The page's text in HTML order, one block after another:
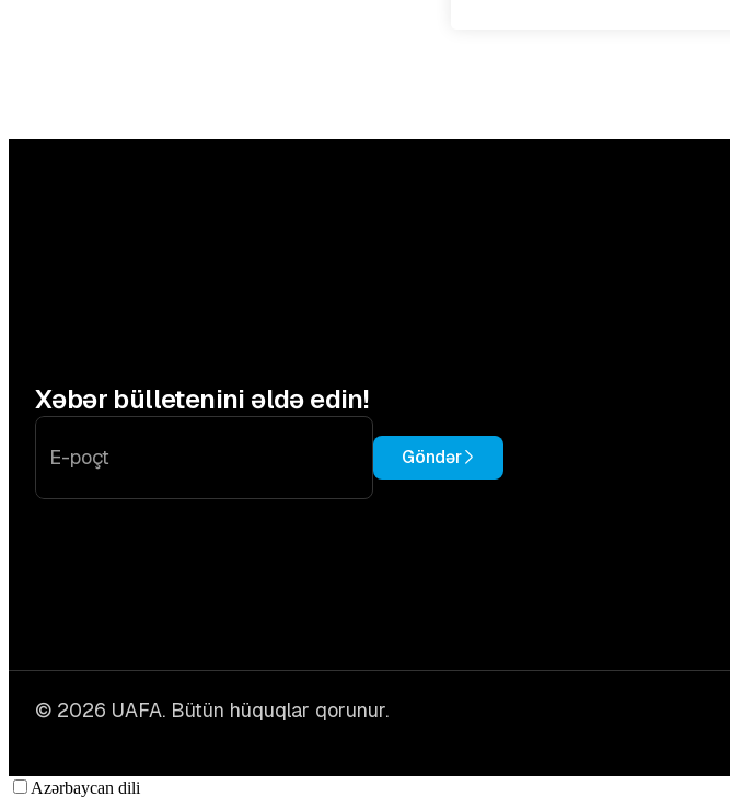
Xəbər bülletenini əldə edin!
Göndər
© 2026 UAFA. Bütün hüquqlar qorunur.
Azərbaycan dili